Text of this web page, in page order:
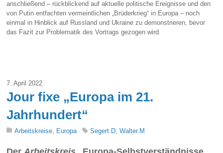
anschließend – rückblickend auf aktuelle politische Ereignisse und den
von Putin entfachten vermeintlichen „Brüderkrieg“ in Europa – noch
einmal in Hinblick auf Russland und Ukraine zu demonstrieren, bevor
das Fazit zur Problematik des Vortrags gezogen wird.
7. April 2022
Jour fixe „Europa im 21.
Jahrhundert“
Arbeitskreise, Europa Segert.D,Walter.M